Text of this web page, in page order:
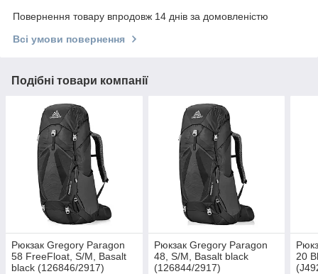
Повернення товару впродовж 14 днів за домовленістю
Всі умови повернення
Подібні товари компанії
Рюкзак Gregory Paragon
58 FreeFloat, S/M, Basalt
black (126846/2917)
Рюкзак Gregory Paragon
48, S/M, Basalt black
(126844/2917)
20